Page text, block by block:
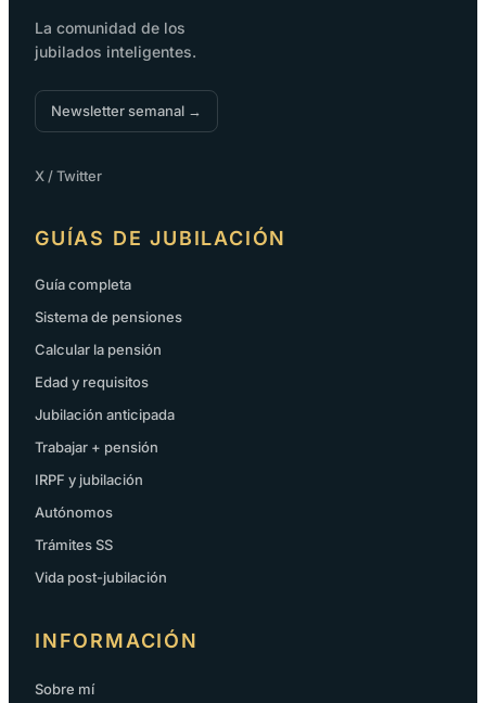
La comunidad de los
jubilados inteligentes.
Newsletter semanal →
X / Twitter
GUÍAS DE JUBILACIÓN
Guía completa
Sistema de pensiones
Calcular la pensión
Edad y requisitos
Jubilación anticipada
Trabajar + pensión
IRPF y jubilación
Autónomos
Trámites SS
Vida post-jubilación
INFORMACIÓN
Sobre mí